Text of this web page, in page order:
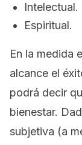
Intelectual.
Espiritual.
En la medida
alcance el
podrá decir
bienestar.
subjetiva (a